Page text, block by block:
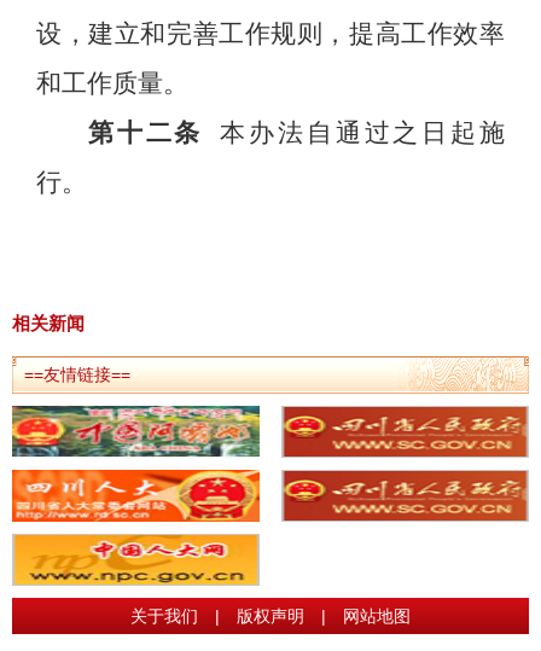
设，建立和完善工作规则，提高工作效率
和工作质量。
第十二条
本办法自通过之日起施
行。
相关新闻
==友情链接==
关于我们 | 版权声明 | 网站地图